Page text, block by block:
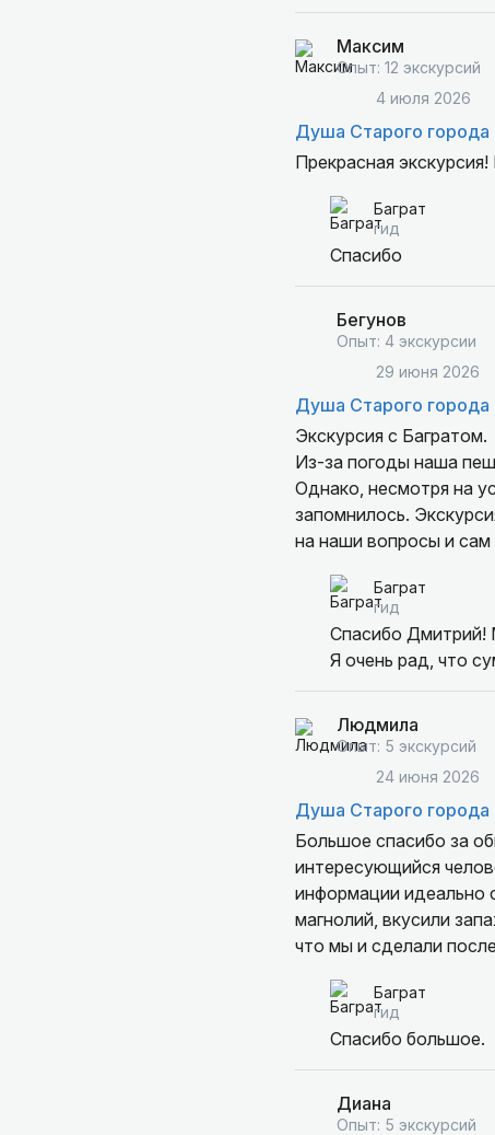
Максим
Опыт: 12 экскурсий
4 июля 2026
Душа Старого города
Прекрасная
Баграт
гид
Спасибо
Бегунов
Опыт: 4 экскурсии
29 июня 2026
Душа Старого города
Экскурсия с Багратом.
Из-за погоды наша пешая
Однако, несмотря на
запомнилось.
на наши вопросы и
город и расскажет об
потом обязательно
рекомендуем этого
Баграт
гид
Спасибо Дмитрий!
Я очень рад, что
Людмила
Опыт: 5 экскурсий
24 июня 2026
Душа Старого города
Большое спасибо за
интересующийся
информации идеально
магнолий, вкусили
что мы и сделали
Баграт
гид
Спасибо большое.
Диана
Опыт: 5 экскурсий